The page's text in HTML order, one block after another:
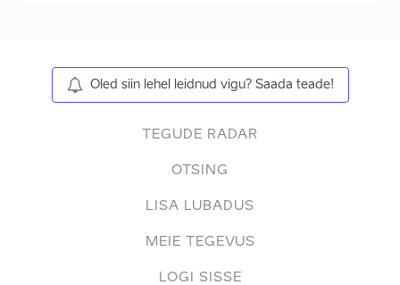
Oled siin lehel leidnud vigu? Saada teade!
TEGUDE RADAR
OTSING
LISA LUBADUS
MEIE TEGEVUS
LOGI SISSE